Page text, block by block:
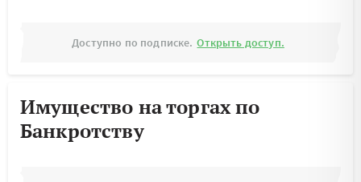
Доступно по подписке. Открыть доступ.
Имущество на торгах по
Банкротству